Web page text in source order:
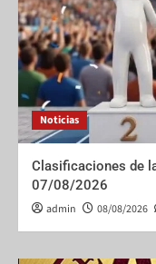
Noticias
Clasificaciones de
07/08/2026
admin 08/08/2026